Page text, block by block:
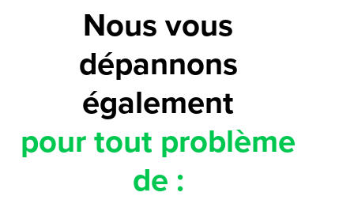
Nous vous
dépannons
également
pour tout problème
de :